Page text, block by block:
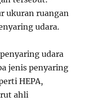
ukuran ruangan
udara.
udara
jenis penyaring
HEPA,
ahli